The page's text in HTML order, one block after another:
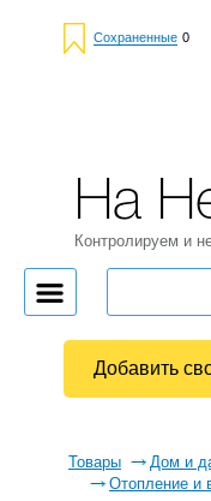
Сохраненные 0
Товары Дом и
Отопление и
На
Контролируем и
Добавить